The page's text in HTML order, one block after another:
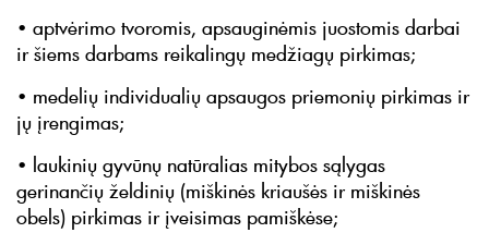
• aptvėrimo tvoromis, apsauginėmis juostomis darbai
ir šiems darbams reikalingų medžiagų pirkimas;
• medelių individualių apsaugos priemonių pirkimas ir
jų įrengimas;
• laukinių gyvūnų natūralias mitybos sąlygas
gerinančių želdinių (miškinės kriaušės ir miškinės
obels) pirkimas ir įveisimas pamiškėse;